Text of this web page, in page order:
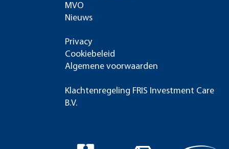
MVO
Nieuws
Privacy
Cookiebeleid
Algemene voorwaarden
Klachtenregeling FRIS Investment Care
B.V.